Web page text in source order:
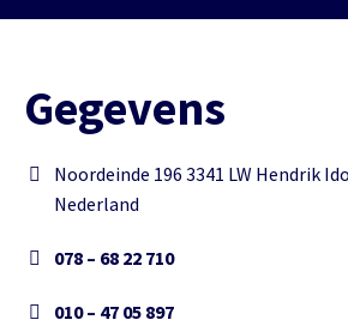
Gegevens
Noordeinde 196 3341 LW Hendrik
Nederland
078 – 68 22 710
010 – 47 05 897